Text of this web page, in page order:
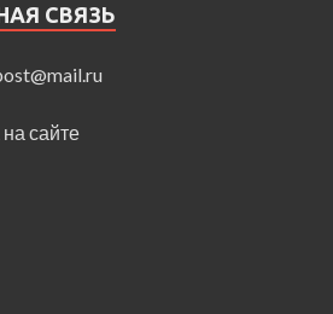
СВЯЗЬ
сайте